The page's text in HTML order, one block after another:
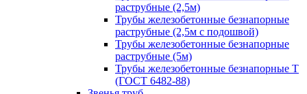
раструбные (2,5м)
Трубы железобетонные безнапорные
раструбные (2,5м с подошвой)
Трубы железобетонные безнапорные
раструбные (5м)
Трубы железобетонные безнапорные Т
(ГОСТ 6482-88)